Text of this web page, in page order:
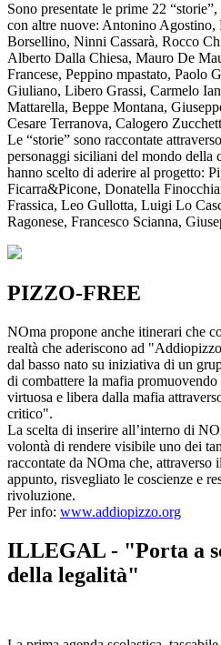
Sono presentate le prime 22
con altre nuove: Antonino
Borsellino, Ninni Cassarà, Rocco
Alberto Dalla Chiesa, Mauro De
Francese, Peppino mpastato, Paolo
Giuliano, Libero Grassi, Carmelo
Mattarella, Beppe Montana,
Cesare Terranova, Calogero
Le “storie” sono raccontate
personaggi siciliani del mondo della
hanno scelto di aderire al progetto:
Ficarra&Picone, Donatella
Frassica, Leo Gullotta, Luigi Lo
Ragonese, Francesco Scianna,
PIZZO-FREE
NOma propone anche itinerari che
realtà che aderiscono ad
dal basso nato su iniziativa di un
di combattere la mafia
virtuosa e libera dalla mafia
critico".
La scelta di inserire all’interno di
volontà di rendere visibile uno dei
raccontate da NOma che,
appunto, risvegliato le coscienze e
rivoluzione.
Per info: www.addiopizzo.org
ILLEGAL - "Porta a
della legalità"